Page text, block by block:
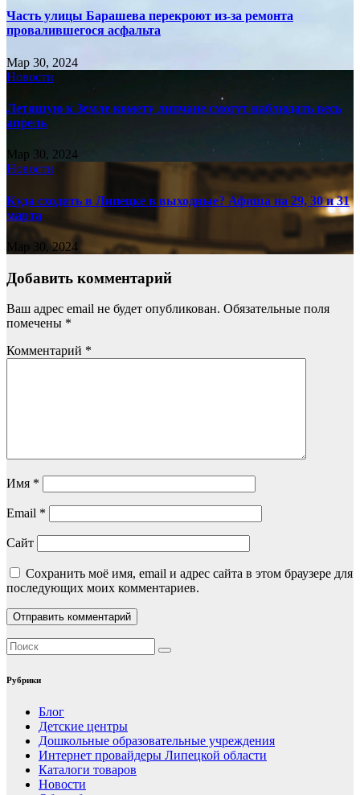
Часть улицы Барашева перекроют из-за ремонта
провалившегося асфальта
Мар 30, 2024
Новости
Летящую к Земле комету липчане смогут наблюдать весь
апрель
Мар 30, 2024
Новости
Куда сходить в Липецке в выходные? Афиша на 29, 30 и 31
марта
Мар 30, 2024
Добавить комментарий
Ваш адрес email не будет опубликован. Обязательные поля
помечены *
Комментарий *
Имя *
Email *
Сайт
Сохранить моё имя, email и адрес сайта в этом браузере для
последующих моих комментариев.
Рубрики
Блог
Детские центры
Дошкольные образовательные учреждения
Интернет провайдеры Липецкой области
Каталоги товаров
Новости